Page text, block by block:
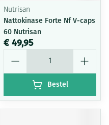
Nutrisan
Nattokinase Forte Nf V-caps
60 Nutrisan
€ 49,95
Bestel